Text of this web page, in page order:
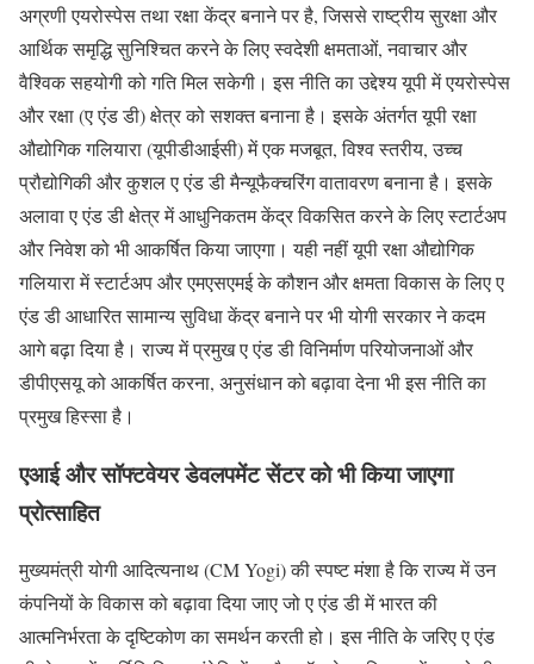
अग्रणी एयरोस्पेस तथा रक्षा केंद्र बनाने पर है, जिससे राष्ट्रीय सुरक्षा और
आर्थिक समृद्धि सुनिश्चित करने के लिए स्वदेशी क्षमताओं, नवाचार और
वैश्विक सहयोगी को गति मिल सकेगी। इस नीति का उद्देश्य यूपी में एयरोस्पेस
और रक्षा (ए एंड डी) क्षेत्र को सशक्त बनाना है। इसके अंतर्गत यूपी रक्षा
औद्योगिक गलियारा (यूपीडीआईसी) में एक मजबूत, विश्व स्तरीय, उच्च
प्रौद्योगिकी और कुशल ए एंड डी मैन्यूफैक्चरिंग वातावरण बनाना है। इसके
अलावा ए एंड डी क्षेत्र में आधुनिकतम केंद्र विकसित करने के लिए स्टार्टअप
और निवेश को भी आकर्षित किया जाएगा। यही नहीं यूपी रक्षा औद्योगिक
गलियारा में स्टार्टअप और एमएसएमई के कौशन और क्षमता विकास के लिए ए
एंड डी आधारित सामान्य सुविधा केंद्र बनाने पर भी योगी सरकार ने कदम
आगे बढ़ा दिया है। राज्य में प्रमुख ए एंड डी विनिर्माण परियोजनाओं और
डीपीएसयू को आकर्षित करना, अनुसंधान को बढ़ावा देना भी इस नीति का
प्रमुख हिस्सा है।
एआई और सॉफ्टवेयर डेवलपमेंट सेंटर को भी किया जाएगा
प्रोत्साहित
मुख्यमंत्री योगी आदित्यनाथ (CM Yogi) की स्पष्ट मंशा है कि राज्य में उन
कंपनियों के विकास को बढ़ावा दिया जाए जो ए एंड डी में भारत की
आत्मनिर्भरता के दृष्टिकोण का समर्थन करती हो। इस नीति के जरिए ए एंड